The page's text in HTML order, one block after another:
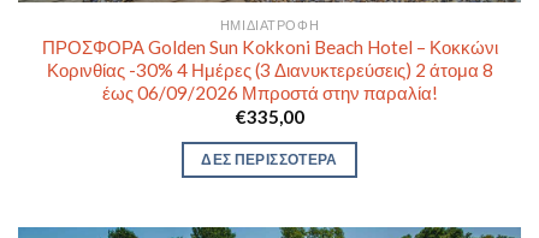
ΗΜΙΔΙΑΤΡΟΦΉ
ΠΡΟΣΦΟΡΑ Golden Sun Kokkoni Beach Hotel – Κοκκώνι
Κορινθίας -30% 4 Ημέρες (3 Διανυκτερεύσεις) 2 άτομα 8
έως 06/09/2026 Μπροστά στην παραλία!
€335,00
ΔΕΣ ΠΕΡΙΣΣΟΤΕΡΑ